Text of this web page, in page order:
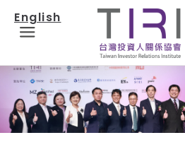
M
u
English